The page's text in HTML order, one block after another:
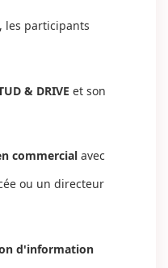
les participants
& DRIVE et son
commercial avec
ou un directeur
d'information